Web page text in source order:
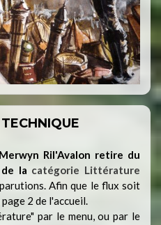
Ril'Avalon retire du
la catégorie Littérature
Afin que le flux soit
2 de l'accueil.
par le menu, ou par le